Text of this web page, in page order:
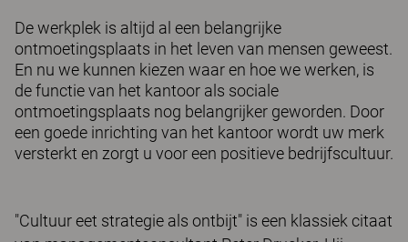
De werkplek is altijd al een belangrijke
ontmoetingsplaats in het leven van mensen geweest.
En nu we kunnen kiezen waar en hoe we werken, is
de functie van het kantoor als sociale
ontmoetingsplaats nog belangrijker geworden. Door
een goede inrichting van het kantoor wordt uw merk
versterkt en zorgt u voor een positieve bedrijfscultuur.
"Cultuur eet strategie als ontbijt" is een klassiek citaat